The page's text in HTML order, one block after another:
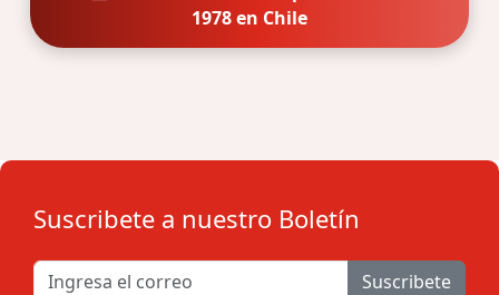
1978 en Chile
Suscribete a nuestro Boletín
Suscribete